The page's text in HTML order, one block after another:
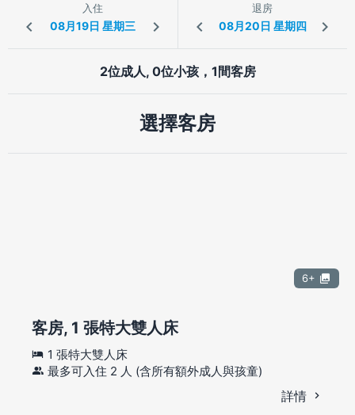
入住 退房
2位成人, 0位小孩，1間客房
選擇客房
6+
客房, 1 張特大雙人床
1 張特大雙人床
最多可入住 2 人 (含所有額外成人與孩童)
詳情